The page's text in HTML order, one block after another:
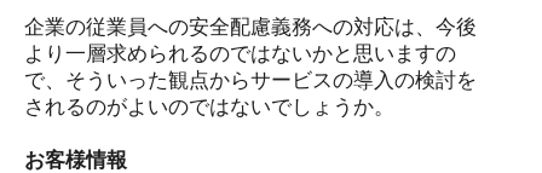
企業の従業員への安全配慮義務への対応は、今後
より一層求められるのではないかと思いますの
で、そういった観点からサービスの導入の検討を
されるのがよいのではないでしょうか。
お客様情報